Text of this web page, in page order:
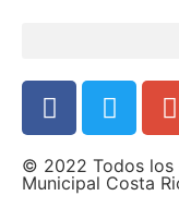
© 2022 Todos los
Municipal Costa